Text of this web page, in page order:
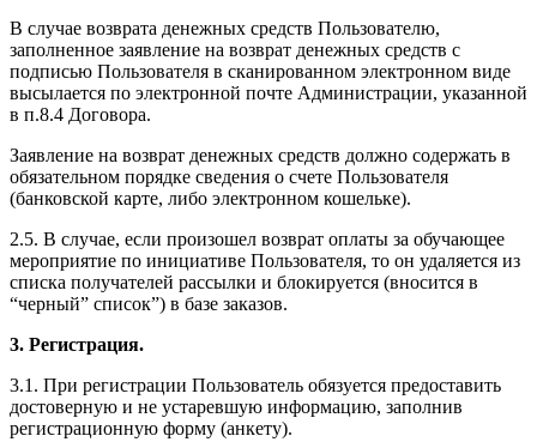
В случае возврата денежных средств Пользователю,
заполненное заявление на возврат денежных средств с
подписью Пользователя в сканированном электронном виде
высылается по электронной почте Администрации, указанной
в п.8.4 Договора.
Заявление на возврат денежных средств должно содержать в
обязательном порядке сведения о счете Пользователя
(банковской карте, либо электронном кошельке).
2.5. В случае, если произошел возврат оплаты за обучающее
мероприятие по инициативе Пользователя, то он удаляется из
списка получателей рассылки и блокируется (вносится в
“черный” список”) в базе заказов.
3. Регистрация.
3.1. При регистрации Пользователь обязуется предоставить
достоверную и не устаревшую информацию, заполнив
регистрационную форму (анкету).